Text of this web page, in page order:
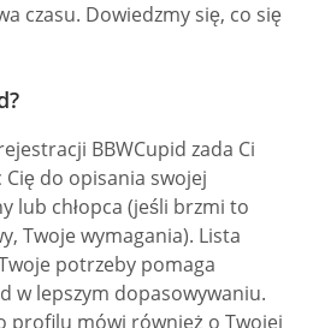
czasu. Dowiedzmy się, co się
BBWCupid zada Ci
do opisania swojej
lub chłopca (jeśli brzmi to
Twoje wymagania). Lista
potrzeby pomaga
w lepszym dopasowywaniu.
profilu mówi również o Twojej